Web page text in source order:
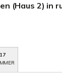
(Haus 2) in